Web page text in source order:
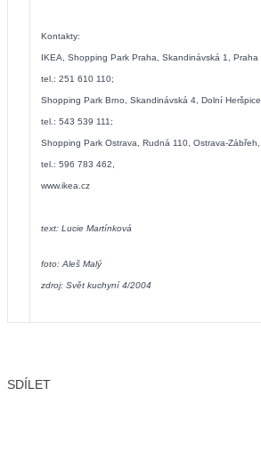
Kontakty:
IKEA, Shopping Park Praha, Skandinávská 1, Praha
tel.: 251 610 110;
Shopping Park Brno, Skandinávská 4, Dolní
tel.: 543 539 111;
Shopping Park Ostrava, Rudná 110, Ostrava-Zábřeh,
tel.: 596 783 462,
www.ikea.cz
text: Lucie Martínková
foto: Aleš Malý
zdroj: Svět kuchyní 4/2004
SDÍLET